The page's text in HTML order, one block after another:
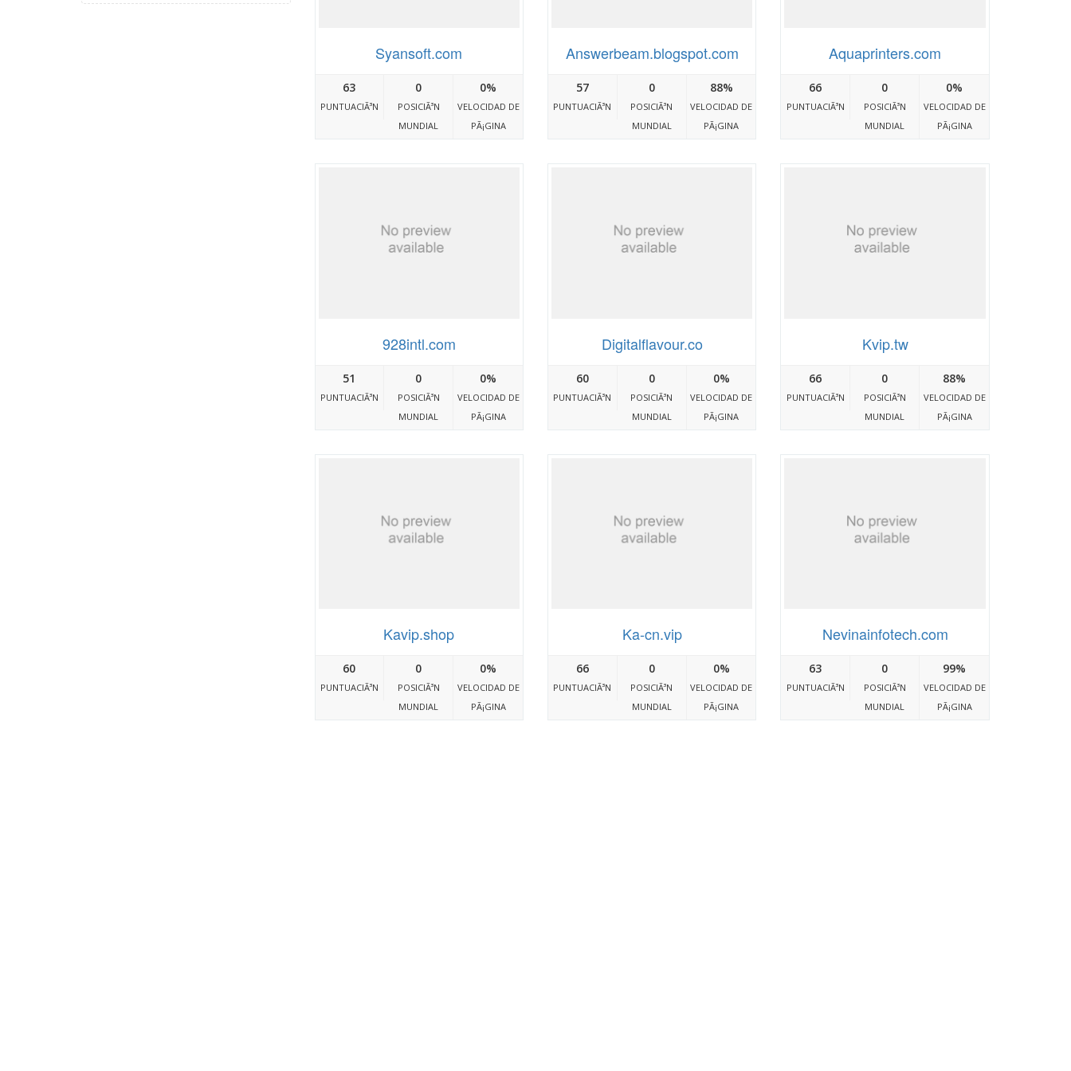
Syansoft.com
63
PUNTUACIÃ³N
0
POSICIÃ³N
MUNDIAL
0%
VELOCIDAD DE
PÃ¡GINA
Answerbeam.blogspot.com
57
PUNTUACIÃ³N
0
POSICIÃ³N
MUNDIAL
88%
VELOCIDAD DE
PÃ¡GINA
Aquaprinters.com
66
PUNTUACIÃ³N
0
POSICIÃ³N
MUNDIAL
0%
VELOCIDAD DE
PÃ¡GINA
928intl.com
51
PUNTUACIÃ³N
0
POSICIÃ³N
MUNDIAL
0%
VELOCIDAD DE
PÃ¡GINA
Digitalflavour.co
60
PUNTUACIÃ³N
0
POSICIÃ³N
MUNDIAL
0%
VELOCIDAD DE
PÃ¡GINA
Kvip.tw
66
PUNTUACIÃ³N
0
POSICIÃ³N
MUNDIAL
88%
VELOCIDAD DE
PÃ¡GINA
Kavip.shop
60
PUNTUACIÃ³N
0
POSICIÃ³N
MUNDIAL
0%
VELOCIDAD DE
PÃ¡GINA
Ka-cn.vip
66
PUNTUACIÃ³N
0
POSICIÃ³N
MUNDIAL
0%
VELOCIDAD DE
PÃ¡GINA
Nevinainfotech.com
63
PUNTUACIÃ³N
0
POSICIÃ³N
MUNDIAL
99%
VELOCIDAD DE
PÃ¡GINA